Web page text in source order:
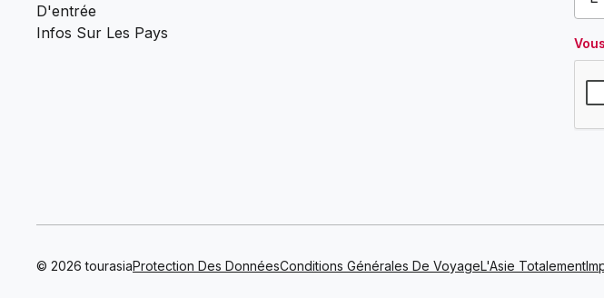
D'entrée
Infos Sur Les Pays
© 2026 tourasiaProtection Des DonnéesConditions Générales De VoyageL'Asie Totalement